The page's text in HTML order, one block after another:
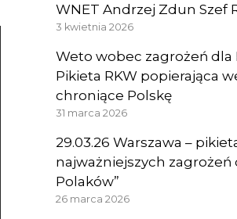
WNET Andrzej Zdun Szef
3 kwietnia 2026
Weto wobec zagrożeń dla
Pikieta RKW popierająca
chroniące Polskę
31 marca 2026
29.03.26 Warszawa –
najważniejszych zagrożeń
Polaków”
26 marca 2026